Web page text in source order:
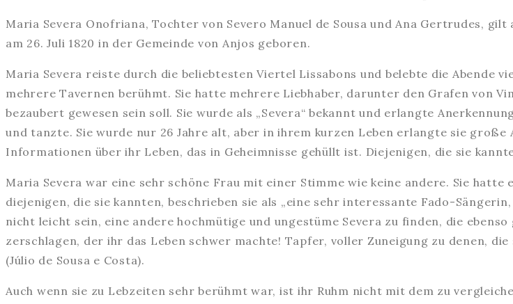
Maria Severa Onofriana, Tochter von Severo Manuel de Sousa und Ana Gertrudes,
am 26. Juli 1820 in der Gemeinde von Anjos geboren.
Maria Severa reiste durch die beliebtesten Viertel Lissabons und belebte die Abende
mehrere Tavernen berühmt. Sie hatte mehrere Liebhaber, darunter den Grafen von
bezaubert gewesen sein soll. Sie wurde als „Severa“ bekannt und erlangte
und tanzte. Sie wurde nur 26 Jahre alt, aber in ihrem kurzen Leben erlangte sie
Informationen über ihr Leben, das in Geheimnisse gehüllt ist. Diejenigen, die sie
Maria Severa war eine sehr schöne Frau mit einer Stimme wie keine andere. Sie
diejenigen, die sie kannten, beschrieben sie als „eine sehr interessante Fado-
nicht leicht sein, eine andere hochmütige und ungestüme Severa zu finden, die
zerschlagen, der ihr das Leben schwer machte! Tapfer, voller Zuneigung zu denen,
(Júlio de Sousa e Costa).
Auch wenn sie zu Lebzeiten sehr berühmt war, ist ihr Ruhm nicht mit dem zu